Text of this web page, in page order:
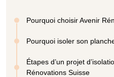
Pourquoi choisir Avenir
Pourquoi isoler son
Étapes d’un projet
Rénovations Suisse